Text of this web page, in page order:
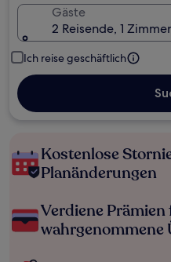
Gäste
2 Reisende, 1 Zimmer
Ich reise geschäftlich
Kostenlose
Planänderungen
Verdiene Prämien
wahrgenommene